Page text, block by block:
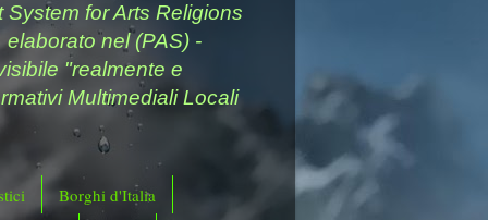
for Arts Religions
nel (PAS) -
"realmente e
Multimediali Locali
Borghi d'Italia